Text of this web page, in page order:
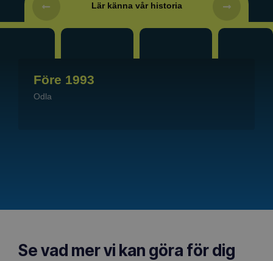
Lär känna vår historia
Före 1993
Odla
Se vad mer vi kan göra för dig